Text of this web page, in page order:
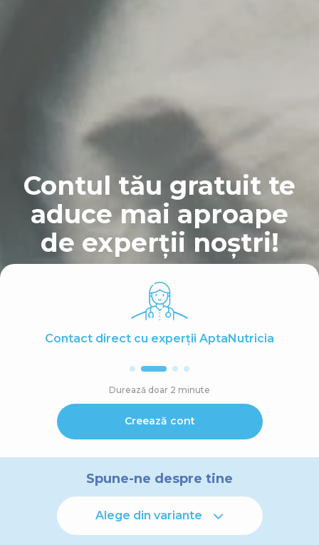
Contul tău gratuit te
aduce mai aproape
de experții noștri!
Contact direct cu experții AptaNutricia
Durează doar 2 minute
Creează cont
Spune-ne despre tine
Alege din variante